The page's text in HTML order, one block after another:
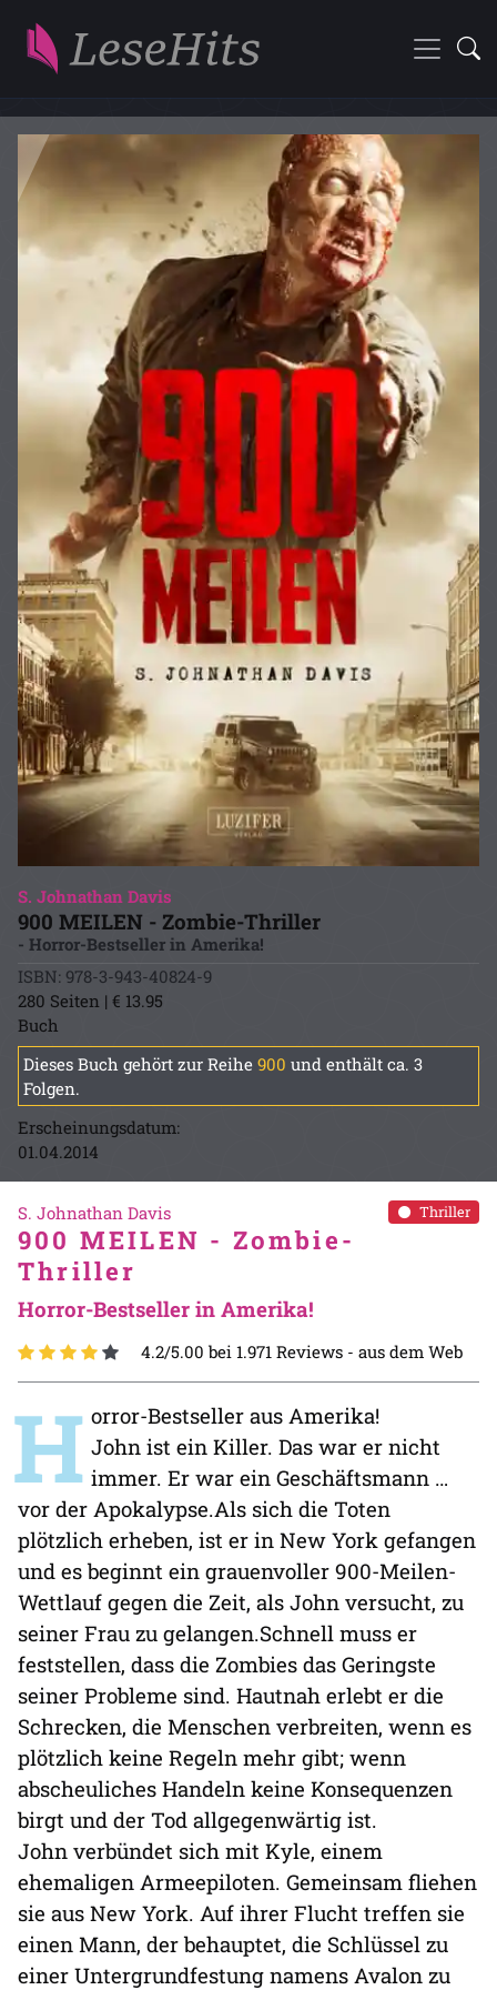
S. Johnathan Davis
900 MEILEN - Zombie-Thriller
- Horror-Bestseller in Amerika!
ISBN: 978-3-943-40824-9
280 Seiten | € 13.95
Buch
Dieses Buch gehört zur Reihe 900 und enthält ca. 3
Folgen.
Erscheinungsdatum:
01.04.2014
Thriller
S. Johnathan Davis
900 MEILEN - Zombie-
Thriller
Horror-Bestseller in Amerika!
4.2/5.00 bei 1.971 Reviews - aus dem Web
H orror-Bestseller aus Amerika!
John ist ein Killer. Das war er nicht
immer. Er war ein Geschäftsmann …
vor der Apokalypse.Als sich die Toten
plötzlich erheben, ist er in New York gefangen
und es beginnt ein grauenvoller 900-Meilen-
Wettlauf gegen die Zeit, als John versucht, zu
seiner Frau zu gelangen.Schnell muss er
feststellen, dass die Zombies das Geringste
seiner Probleme sind. Hautnah erlebt er die
Schrecken, die Menschen verbreiten, wenn es
plötzlich keine Regeln mehr gibt; wenn
abscheuliches Handeln keine Konsequenzen
birgt und der Tod allgegenwärtig ist.
John verbündet sich mit Kyle, einem
ehemaligen Armeepiloten. Gemeinsam fliehen
sie aus New York. Auf ihrer Flucht treffen sie
einen Mann, der behauptet, die Schlüssel zu
einer Untergrundfestung namens Avalon zu